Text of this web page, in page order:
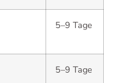
5–9 Tage
5–9 Tage